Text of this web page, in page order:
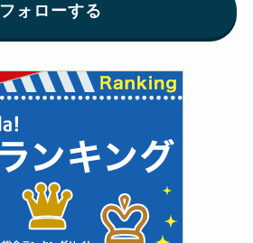
フォローする